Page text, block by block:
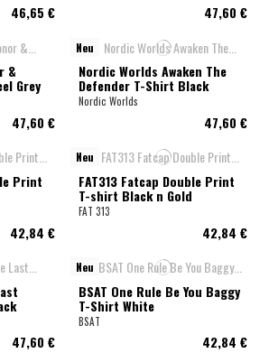
46,65 € 47,60 €
&
Grey
47,60 €
Neu
Nordic Worlds Awaken The
Defender T-Shirt Black
Nordic Worlds
47,60 €
Print
42,84 €
Neu
FAT313 Fatcap Double Print
T-shirt Black n Gold
FAT 313
42,84 €
47,60 €
Neu
BSAT One Rule Be You Baggy
T-Shirt White
BSAT
42,84 €